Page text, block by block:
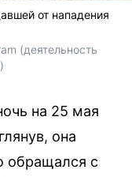
от нападения
(деятельность
на 25 мая
она
обращался с